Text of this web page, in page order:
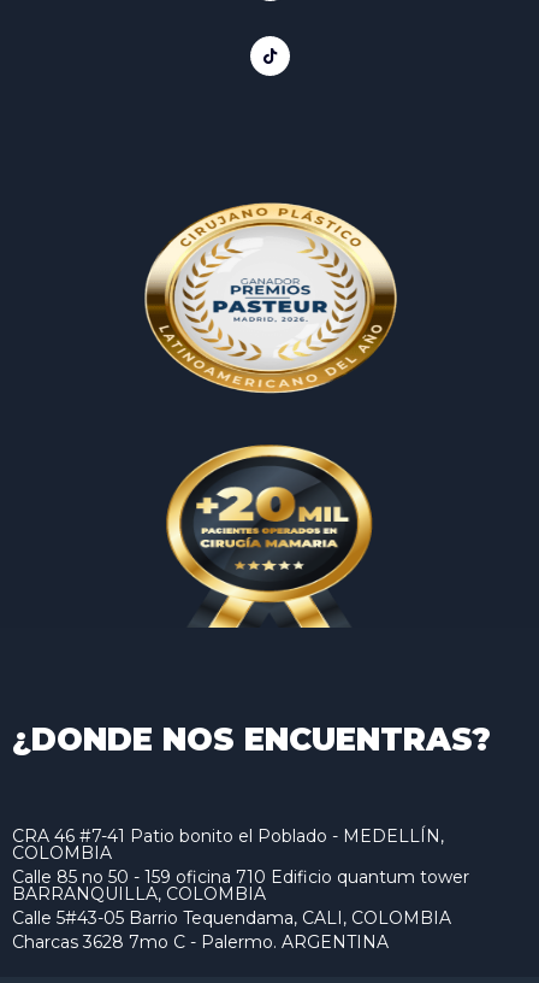
¿DONDE NOS ENCUENTRAS?
CRA 46 #7-41 Patio bonito el Poblado - MEDELLÍN,
COLOMBIA
Calle 85 no 50 - 159 oficina 710 Edificio quantum tower
BARRANQUILLA, COLOMBIA
Calle 5#43-05 Barrio Tequendama, CALI, COLOMBIA
Charcas 3628 7mo C - Palermo. ARGENTINA